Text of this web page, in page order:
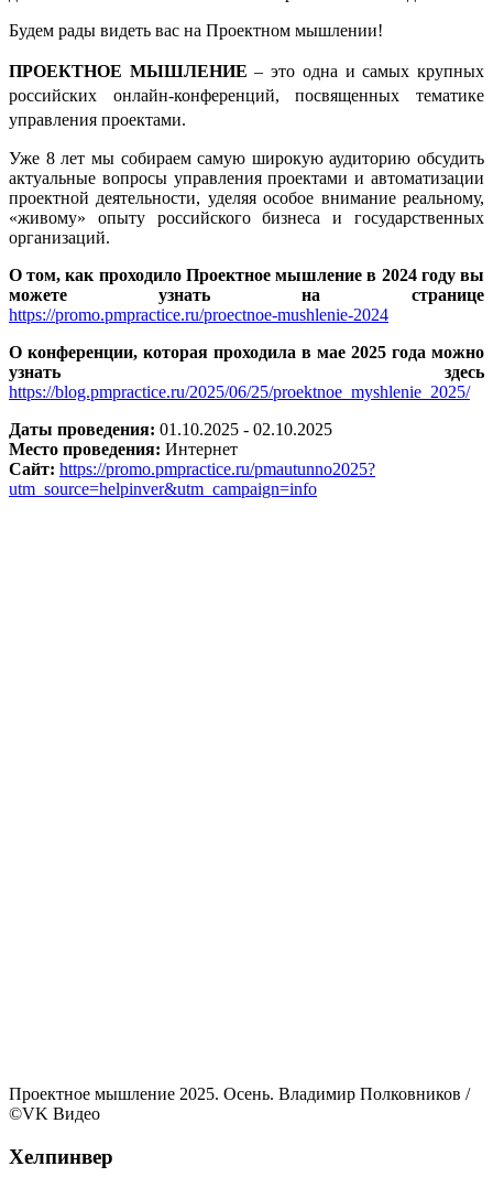
Будем рады видеть вас на Проектном мышлении!
ПРОЕКТНОЕ МЫШЛЕНИЕ – это одна и самых крупных
российских онлайн-конференций, посвященных тематике
управления проектами.
Уже 8 лет мы собираем самую широкую аудиторию обсудить
актуальные вопросы управления проектами и автоматизации
проектной деятельности, уделяя особое внимание реальному,
«живому» опыту российского бизнеса и государственных
организаций.
О том, как проходило Проектное мышление в 2024 году вы
можете узнать на странице
https://promo.pmpractice.ru/proectnoe-mushlenie-2024
О конференции, которая проходила в мае 2025 года можно
узнать здесь
https://blog.pmpractice.ru/2025/06/25/proektnoe_myshlenie_2025/
Даты проведения: 01.10.2025 - 02.10.2025
Место проведения: Интернет
Сайт: https://promo.pmpractice.ru/pmautunno2025?
utm_source=helpinver&utm_campaign=info
Проектное мышление 2025. Осень. Владимир Полковников /
©VK Видео
Хелпинвер